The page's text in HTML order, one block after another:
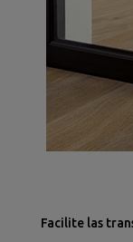
Facilite las